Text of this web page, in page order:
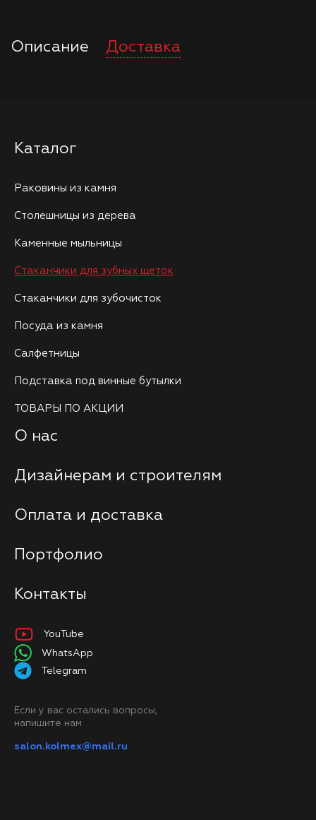
Описание Доставка
Каталог
Раковины из камня
Столешницы из дерева
Каменные мыльницы
Стаканчики для зубных щеток
Стаканчики для зубочисток
Посуда из камня
Салфетницы
Подставка под винные бутылки
ТОВАРЫ ПО АКЦИИ
О нас
Дизайнерам и строителям
Оплата и доставка
Портфолио
Контакты
YouTube
WhatsApp
Telegram
Если у вас остались вопросы,
напишите нам
salon.kolmex@mail.ru